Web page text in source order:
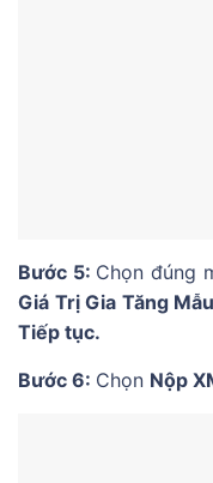
Bước 5: Chọn đúng
Giá Trị Gia Tăng
Tiếp tục.
Bước 6: Chọn Nộp